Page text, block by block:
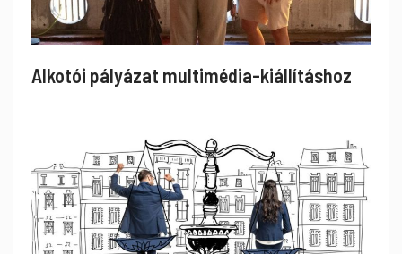
Alkotói pályázat multimédia-kiállításhoz